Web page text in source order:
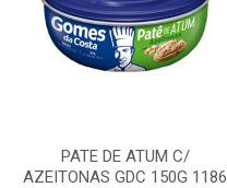
PATE DE ATUM C/
AZEITONAS GDC 150G 1186